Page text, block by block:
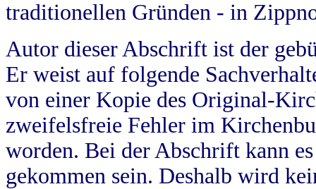
traditionellen Gründen - in
Autor dieser Abschrift ist der
Er weist auf folgende
von einer Kopie des Original-
zweifelsfreie Fehler im
worden. Bei der Abschrift kann
gekommen sein. Deshalb wird